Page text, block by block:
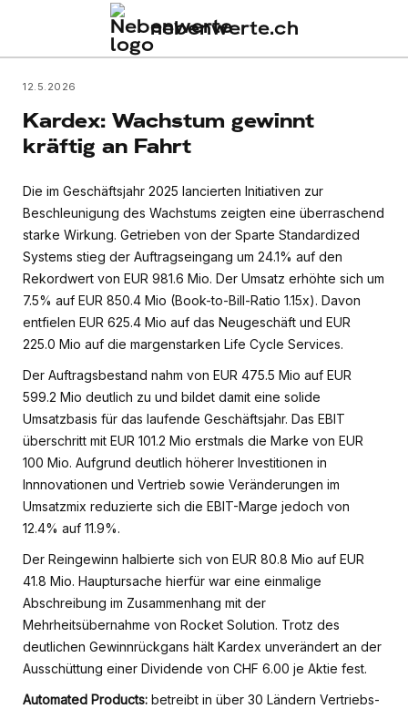
nebenwerte.ch
12.5.2026
Kardex: Wachstum gewinnt
kräftig an Fahrt
Die im Geschäftsjahr 2025 lancierten Initiativen zur
Beschleunigung des Wachstums zeigten eine überraschend
starke Wirkung. Getrieben von der Sparte Standardized
Systems stieg der Auftragseingang um 24.1% auf den
Rekordwert von EUR 981.6 Mio. Der Umsatz erhöhte sich um
7.5% auf EUR 850.4 Mio (Book-to-Bill-Ratio 1.15x). Davon
entfielen EUR 625.4 Mio auf das Neugeschäft und EUR
225.0 Mio auf die margenstarken Life Cycle Services.
Der Auftragsbestand nahm von EUR 475.5 Mio auf EUR
599.2 Mio deutlich zu und bildet damit eine solide
Umsatzbasis für das laufende Geschäftsjahr. Das EBIT
überschritt mit EUR 101.2 Mio erstmals die Marke von EUR
100 Mio. Aufgrund deutlich höherer Investitionen in
Innnovationen und Vertrieb sowie Veränderungen im
Umsatzmix reduzierte sich die EBIT-Marge jedoch von
12.4% auf 11.9%.
Der Reingewinn halbierte sich von EUR 80.8 Mio auf EUR
41.8 Mio. Hauptursache hierfür war eine einmalige
Abschreibung im Zusammenhang mit der
Mehrheitsübernahme von Rocket Solution. Trotz des
deutlichen Gewinnrückgans hält Kardex unverändert an der
Ausschüttung einer Dividende von CHF 6.00 je Aktie fest.
Automated Products: betreibt in über 30 Ländern Vertriebs-